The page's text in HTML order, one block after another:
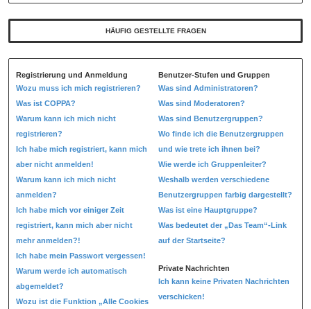
HÄUFIG GESTELLTE FRAGEN
Registrierung und Anmeldung
Wozu muss ich mich registrieren?
Was ist COPPA?
Warum kann ich mich nicht
registrieren?
Ich habe mich registriert, kann mich
aber nicht anmelden!
Warum kann ich mich nicht
anmelden?
Ich habe mich vor einiger Zeit
registriert, kann mich aber nicht
mehr anmelden?!
Ich habe mein Passwort vergessen!
Warum werde ich automatisch
abgemeldet?
Wozu ist die Funktion „Alle Cookies
Benutzer-Stufen und Gruppen
Was sind Administratoren?
Was sind Moderatoren?
Was sind Benutzergruppen?
Wo finde ich die Benutzergruppen
und wie trete ich ihnen bei?
Wie werde ich Gruppenleiter?
Weshalb werden verschiedene
Benutzergruppen farbig dargestellt?
Was ist eine Hauptgruppe?
Was bedeutet der „Das Team“-Link
auf der Startseite?
Private Nachrichten
Ich kann keine Privaten Nachrichten
verschicken!